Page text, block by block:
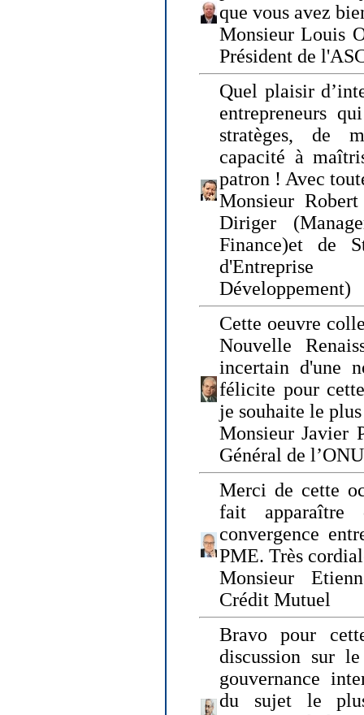
que vous avez
Monsieur Louis
Président de
Quel plaisir
entrepreneurs
stratèges, de
capacité à
patron ! Avec
Monsieur
Diriger
Finance)et de
Développement)
Cette oeuvre
Nouvelle
incertain d'une
félicite pour
je souhaite le
Monsieur Javier
Général de
Merci de cette
fait apparaître
convergence
PME. Très
Monsieur
Crédit Mutuel
Bravo pour
discussion sur
gouvernance
du sujet le